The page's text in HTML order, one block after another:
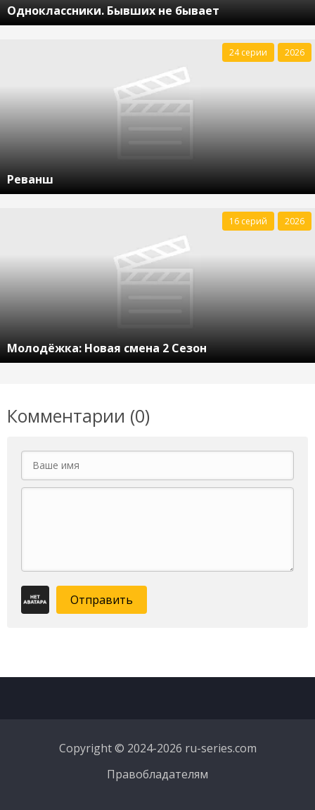
Одноклассники. Бывших не бывает
Реванш
24 серии 2026
Молодёжка: Новая смена 2 Сезон
16 серий 2026
Комментарии (0)
Отправить
Copyright © 2024-2026 ru-series.com
Правобладателям